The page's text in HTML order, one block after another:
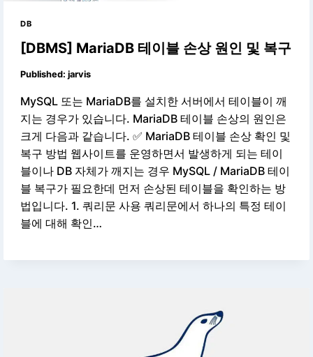
DB
[DBMS] MariaDB 테이블 손상 원인 및 복구
Published: jarvis
MySQL 또는 MariaDB를 설치한 서버에서 테이블이 깨
지는 경우가 있습니다. MariaDB 테이블 손상의 원인은
크게 다음과 같습니다. ✅ MariaDB 테이블 손상 확인 및
복구 방법 웹사이트를 운영하면서 발생하게 되는 테이
블이나 DB 자체가 깨지는 경우 MySQL / MariaDB 테이
블 복구가 필요한데 먼저 손상된 테이블을 확인하는 방
법입니다. 1. 쿼리문 사용 쿼리문에서 하나의 특정 테이
블에 대해 확인…